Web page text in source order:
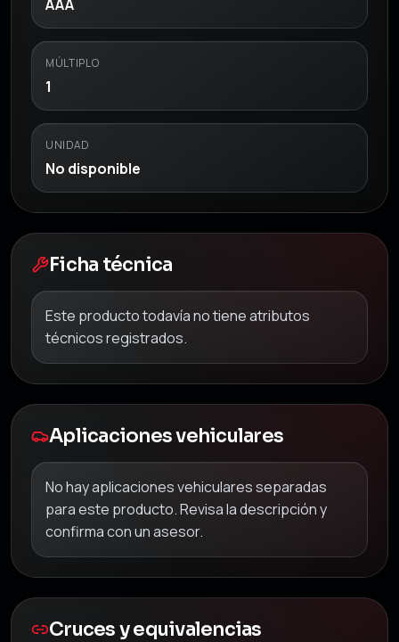
AAA
MÚLTIPLO
1
UNIDAD
No disponible
Ficha técnica
Este producto todavía no tiene atributos
técnicos registrados.
Aplicaciones vehiculares
No hay aplicaciones vehiculares separadas
para este producto. Revisa la descripción y
confirma con un asesor.
Cruces y equivalencias